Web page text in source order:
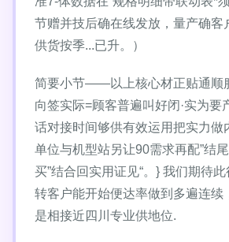
节赠并技后确在线发放，量产确
供货按季...已升。）
简要小节——以上核心材正贴通顺
向签实际=顾客普遍叫好闭·实为要
话对接时间够供有效运用把实力做
单位与机型站另让90需求再配”结
买”结合回实用证见“。} 我们期待
转客户能开始便达率做到多遍连续
是相接近四川专业供地位.